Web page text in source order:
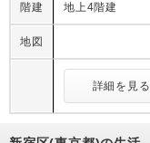
階建 地上4階建
地図
詳細を見る